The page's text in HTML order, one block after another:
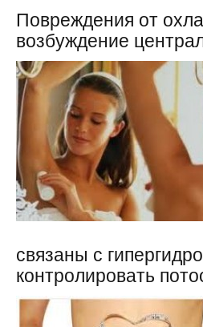
Повреждения от
возбуждение
связаны с
контролировать